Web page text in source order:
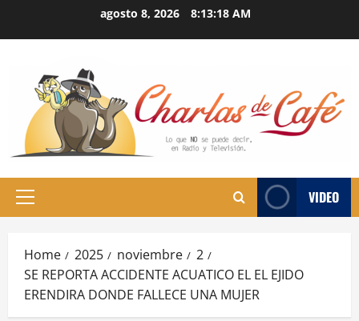
agosto 8, 2026 8:13:19 AM
Primary
VIDEO
Home 2025 noviembre
2
SE REPORTA ACCIDENTE ACUATICO EL EL EJIDO
ERENDIRA DONDE FALLECE UNA MUJER